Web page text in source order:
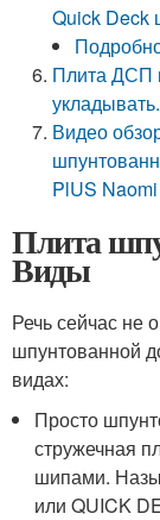
Quick Deck
Плита ДСП
Видео
PlUS
Плита
Виды
Речь сейчас не
шпунтованной
видах:
Просто
стружечная
шипами.
или QUICK